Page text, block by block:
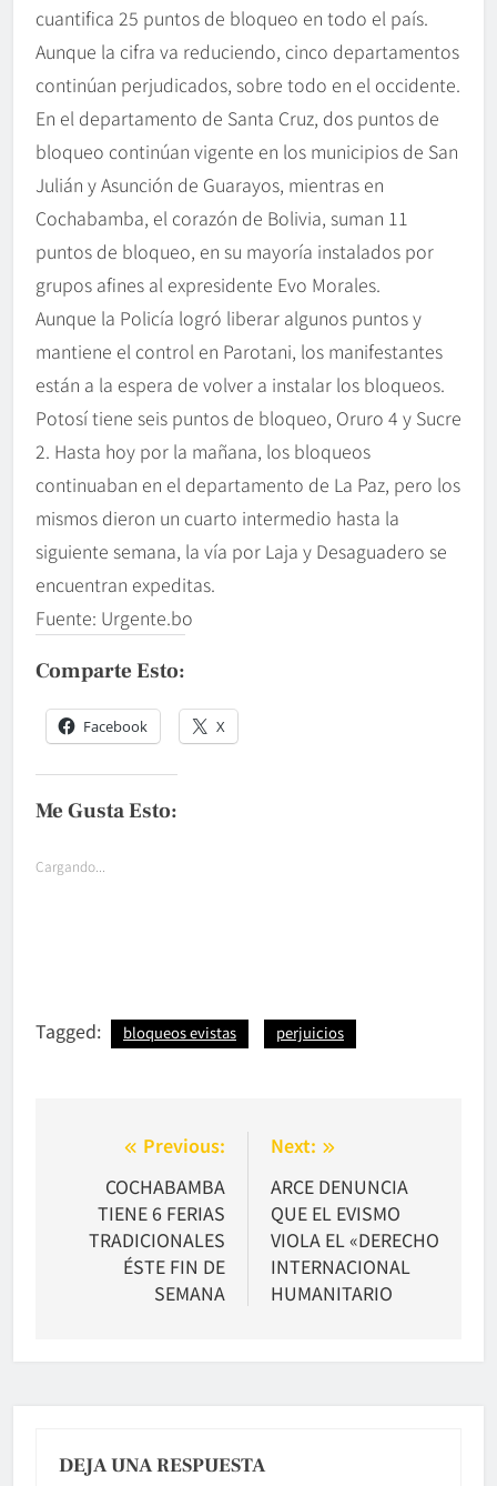
cuantifica 25 puntos de bloqueo en todo el país.
Aunque la cifra va reduciendo, cinco departamentos
continúan perjudicados, sobre todo en el occidente.
En el departamento de Santa Cruz, dos puntos de
bloqueo continúan vigente en los municipios de San
Julián y Asunción de Guarayos, mientras en
Cochabamba, el corazón de Bolivia, suman 11
puntos de bloqueo, en su mayoría instalados por
grupos afines al expresidente Evo Morales.
Aunque la Policía logró liberar algunos puntos y
mantiene el control en Parotani, los manifestantes
están a la espera de volver a instalar los bloqueos.
Potosí tiene seis puntos de bloqueo, Oruro 4 y Sucre
2. Hasta hoy por la mañana, los bloqueos
continuaban en el departamento de La Paz, pero los
mismos dieron un cuarto intermedio hasta la
siguiente semana, la vía por Laja y Desaguadero se
encuentran expeditas.
Fuente: Urgente.bo
Comparte Esto:
Facebook X
Me Gusta Esto:
Cargando...
Tagged: bloqueos evistas perjuicios
Navegación
entradas
Previous:
COCHABAMBA
TIENE 6 FERIAS
TRADICIONALES
ÉSTE FIN DE
SEMANA
Next:
ARCE DENUNCIA
QUE EL EVISMO
VIOLA EL «DERECHO
INTERNACIONAL
HUMANITARIO
DEJA UNA RESPUESTA